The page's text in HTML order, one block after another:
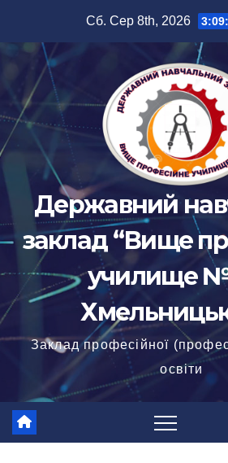
Сб. Сер 8th, 2026
Державний
заклад “Вище
училище
Заклад професійної
освіти